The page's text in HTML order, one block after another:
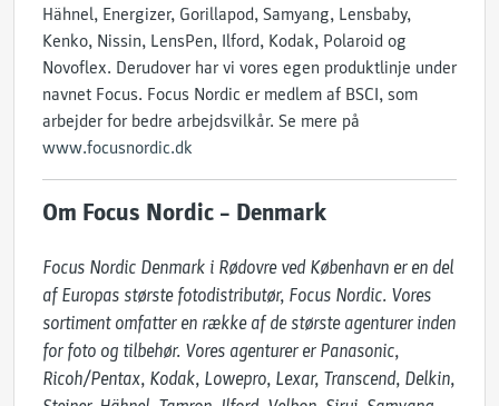
Hähnel, Energizer, Gorillapod, Samyang, Lensbaby,
Kenko, Nissin, LensPen, Ilford, Kodak, Polaroid og
Novoflex. Derudover har vi vores egen produktlinje under
navnet Focus. Focus Nordic er medlem af BSCI, som
arbejder for bedre arbejdsvilkår. Se mere på
www.focusnordic.dk
Om Focus Nordic – Denmark
Focus Nordic Denmark i Rødovre ved København er en del
af Europas største fotodistributør, Focus Nordic. Vores
sortiment omfatter en række af de største agenturer inden
for foto og tilbehør. Vores agenturer er Panasonic,
Ricoh/Pentax, Kodak, Lowepro, Lexar, Transcend, Delkin,